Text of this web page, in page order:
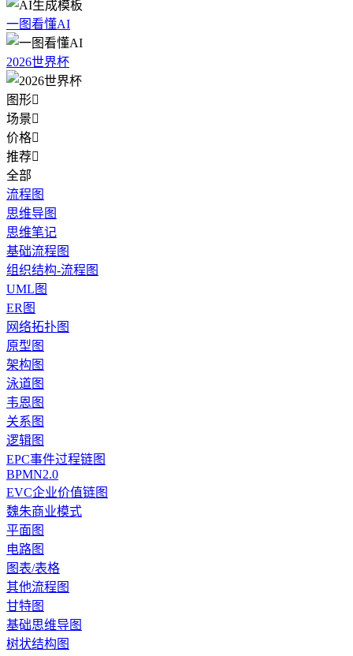
一图看懂AI
2026世界杯
图形
场景
价格
推荐
全部
流程图
思维导图
思维笔记
基础流程图
组织结构-流程图
UML图
ER图
网络拓扑图
原型图
架构图
泳道图
韦恩图
关系图
逻辑图
EPC事件过程链图
BPMN2.0
EVC企业价值链图
魏朱商业模式
平面图
电路图
图表/表格
其他流程图
甘特图
基础思维导图
树状结构图